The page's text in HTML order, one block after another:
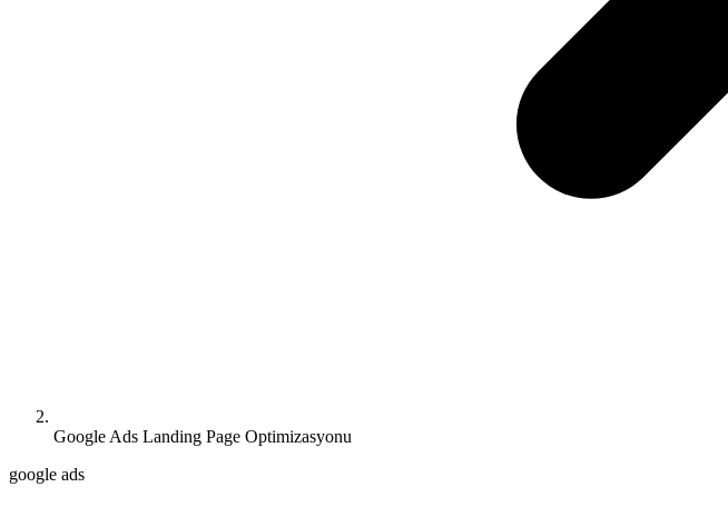
Google Ads Landing Page Optimizasyonu
google ads